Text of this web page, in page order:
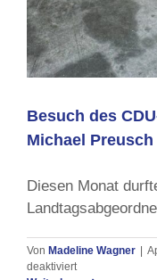
Besuch des
Michael Preusch
Diesen Monat
Von Madeline Wagner |
deaktiviertfür